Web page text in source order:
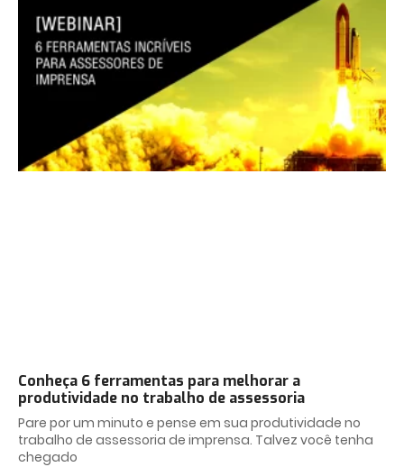
Conheça 6 ferramentas para melhorar a
produtividade no trabalho de assessoria
Pare por um minuto e pense em sua produtividade no
trabalho de assessoria de imprensa. Talvez você tenha
chegado